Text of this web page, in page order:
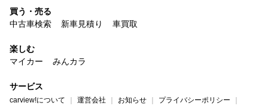
買う・売る
中古車検索
新車見積り 車買取
楽しむ
マイカー
みんカラ
サービス
carview!について 運営会社 お知らせ
プライバシーポリシー